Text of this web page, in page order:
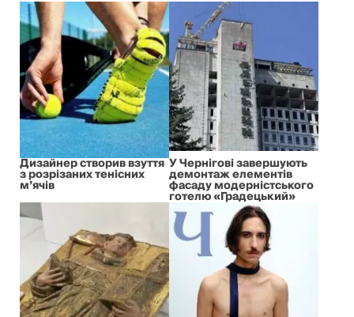
Дизайнер створив взуття
з розрізаних тенісних
м’ячів
У Чернігові завершують
демонтаж елементів
фасаду модерністського
готелю «Градецький»